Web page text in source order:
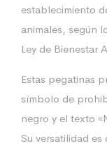
establecimiento
animales, según
Ley de Bienestar
Estas pegatinas
símbolo de
negro y el texto
Su versatilidad